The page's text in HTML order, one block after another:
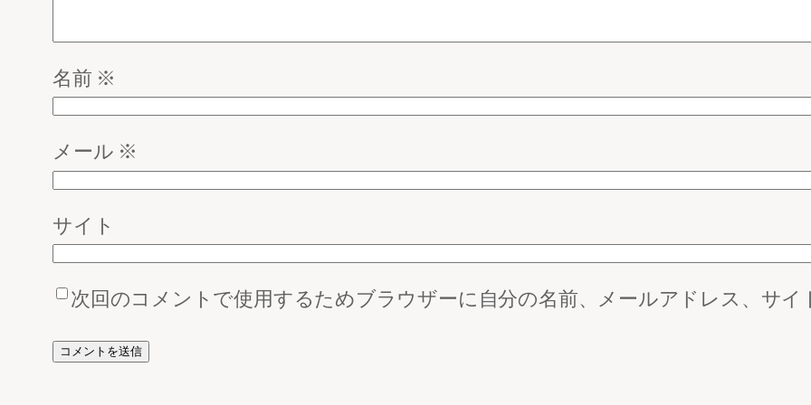
名前 ※
メール ※
サイト
次回のコメントで使用するためブラウザーに自分の名前、メールアドレス、サイ